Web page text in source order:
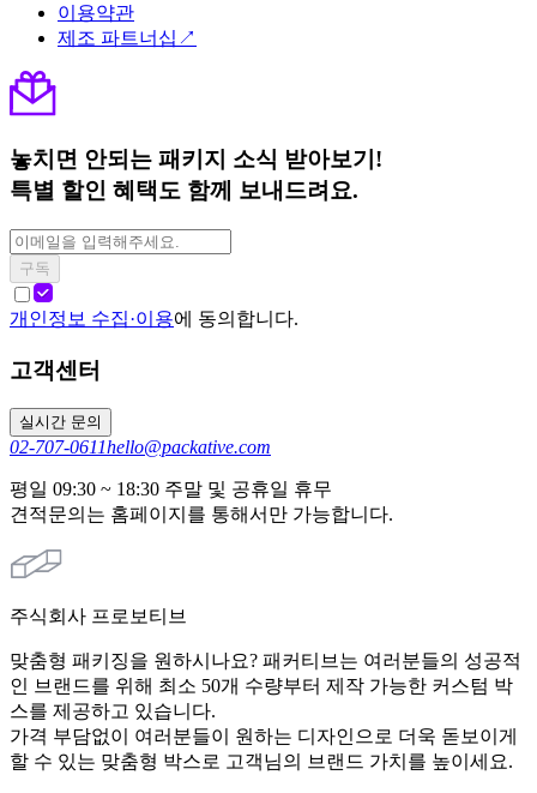
이용약관
제조 파트너십↗
놓치면 안되는 패키지 소식 받아보기!
특별 할인 혜택도 함께 보내드려요.
구독
개인정보 수집·이용에 동의합니다.
고객센터
실시간 문의
02-707-0611hello@packative.com
평일 09:30 ~ 18:30 주말 및 공휴일 휴무
견적문의는 홈페이지를 통해서만 가능합니다.
주식회사 프로보티브
맞춤형 패키징을 원하시나요? 패커티브는 여러분들의 성공적
인 브랜드를 위해 최소 50개 수량부터 제작 가능한 커스텀 박
스를 제공하고 있습니다.
가격 부담없이 여러분들이 원하는 디자인으로 더욱 돋보이게
할 수 있는 맞춤형 박스로 고객님의 브랜드 가치를 높이세요.